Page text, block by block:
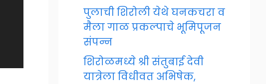
पुलाची शिरोली येथे घनकचरा व
मैला गाळ प्रकल्पाचे भूमिपूजन
संपन्न
शिरोळमध्ये श्री संतुबाई देवी
यात्रेला विधीवत अभिषेक,